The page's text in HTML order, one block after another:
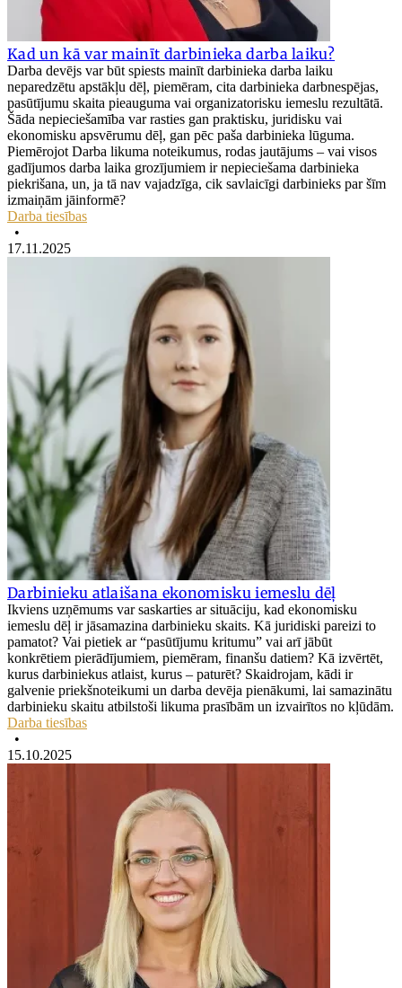
Kad un kā var mainīt darbinieka darba laiku?
Darba devējs var būt spiests mainīt darbinieka darba laiku
neparedzētu apstākļu dēļ, piemēram, cita darbinieka darbnespējas,
pasūtījumu skaita pieauguma vai organizatorisku iemeslu rezultātā.
Šāda nepieciešamība var rasties gan praktisku, juridisku vai
ekonomisku apsvērumu dēļ, gan pēc paša darbinieka lūguma.
Piemērojot Darba likuma noteikumus, rodas jautājums – vai visos
gadījumos darba laika grozījumiem ir nepieciešama darbinieka
piekrišana, un, ja tā nav vajadzīga, cik savlaicīgi darbinieks par šīm
izmaiņām jāinformē?
Darba tiesības
•
17.11.2025
Darbinieku atlaišana ekonomisku iemeslu dēļ
Ikviens uzņēmums var saskarties ar situāciju, kad ekonomisku
iemeslu dēļ ir jāsamazina darbinieku skaits. Kā juridiski pareizi to
pamatot? Vai pietiek ar “pasūtījumu kritumu” vai arī jābūt
konkrētiem pierādījumiem, piemēram, finanšu datiem? Kā izvērtēt,
kurus darbiniekus atlaist, kurus – paturēt? Skaidrojam, kādi ir
galvenie priekšnoteikumi un darba devēja pienākumi, lai samazinātu
darbinieku skaitu atbilstoši likuma prasībām un izvairītos no kļūdām.
Darba tiesības
•
15.10.2025